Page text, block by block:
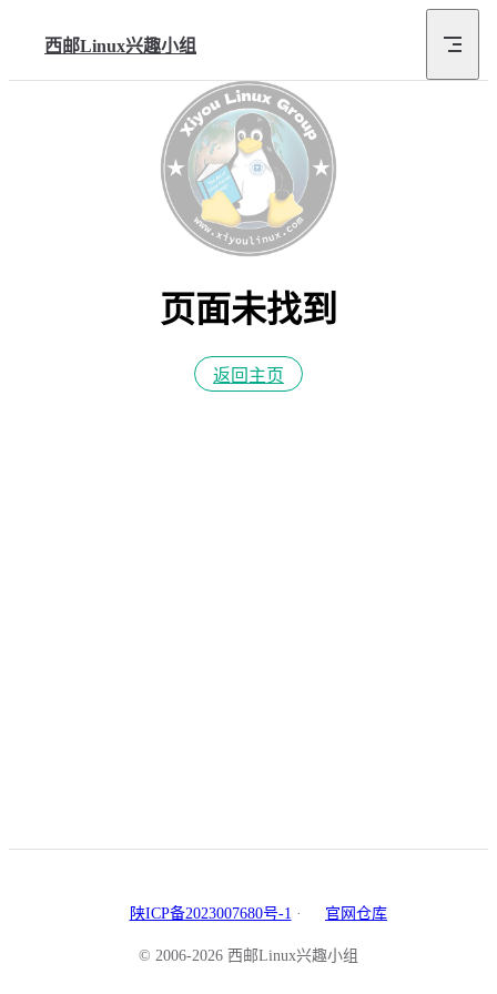
西邮Linux兴趣小组
页面未找到
返回主页
陕ICP备2023007680号-1 · 官网仓库
© 2006-2026 西邮Linux兴趣小组